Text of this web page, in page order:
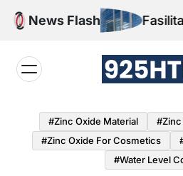
Skip
News Flash
#Zinc Oxide Material
#Zinc
#Zinc Oxide For Cosmetics
#water Level